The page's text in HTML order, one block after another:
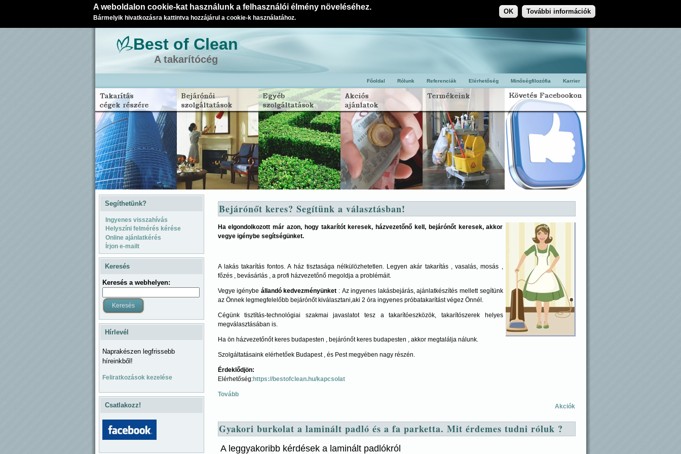
A weboldalon cookie-kat használunk a felhasználói élmény növeléséhez.
Bármelyik hivatkozásra kattintva hozzájárul a cookie-k használatához.
OK További információk
Best of Clean
A takarítócég
Főoldal Rólunk Referenciák Elérhetőség Minőségfilozófia Karrier
Segíthetünk?
Ingyenes visszahívás
Helyszíni felmérés kérése
Online ajánlatkérés
Írjon e-mailt
Keresés
Keresés a webhelyen:
Hírlevél
Naprakészen legfrissebb
híreinkből!
Feliratkozások kezelése
Csatlakozz!
Bejárónőt keres? Segítünk a választásban!
Ha elgondolkozott már azon, hogy takarítót keresek, házvezetőnő kell, bejárónőt keresek, akkor
vegye igénybe segítségünket.
A lakás takarítás fontos. A ház tisztasága nélkülözhetetlen. Legyen akár takarítás , vasalás, mosás ,
főzés , bevásárlás , a profi házvezetőnő megoldja a problémáit.
Vegye igénybe állandó kedvezményünket : Az ingyenes lakásbejárás, ajánlatkészítés mellett segítünk
az Önnek legmegfelelőbb bejárónőt kiválasztani,aki 2 óra ingyenes próbatakarítást végez Önnél.
Cégünk tisztítás-technológiai szakmai javaslatot tesz a takarítóeszközök, takarítószerek helyes
megválasztásában is.
Ha ön házvezetőnőt keres budapesten , bejárónőt keres budapesten , akkor megtalálja nálunk.
Szolgáltatásaink elérhetőek Budapest , és Pest megyében nagy részén.
Érdeklődjön:
Elérhetőség:https://bestofclean.hu/kapcsolat
Tovább
Akciók
Gyakori burkolat a laminált padló és a fa parketta. Mit érdemes tudni róluk ?
A leggyakoribb kérdések a laminált padlókról